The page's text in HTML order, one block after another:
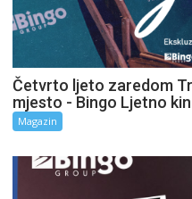
Četvrto ljeto zaredom
mjesto - Bingo Ljetno
Magazin